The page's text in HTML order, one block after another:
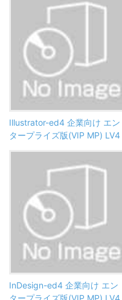
Illustrator-ed4 企業向け エン
タープライズ版(VIP MP) LV4
InDesign-ed4 企業向け エン